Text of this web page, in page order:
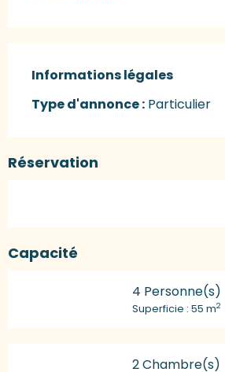
Informations légales
Informations légales
Type d'annonce : Particulier
Réservation
Capacité
4 Personne(s)
Superficie : 55 m2
2 Chambre(s)